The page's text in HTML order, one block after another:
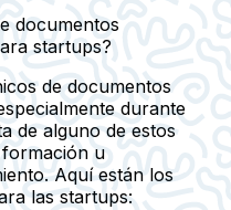
documentos
startups?
de documentos
durante
de alguno de estos
u
Aquí están los
las startups: